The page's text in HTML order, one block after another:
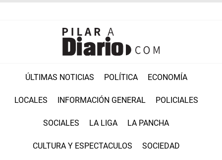
ÚLTIMAS NOTICIAS POLÍTICA ECONOMÍA
LOCALES INFORMACIÓN GENERAL POLICIALES
SOCIALES LA LIGA LA PANCHA
CULTURA Y ESPECTACULOS SOCIEDAD